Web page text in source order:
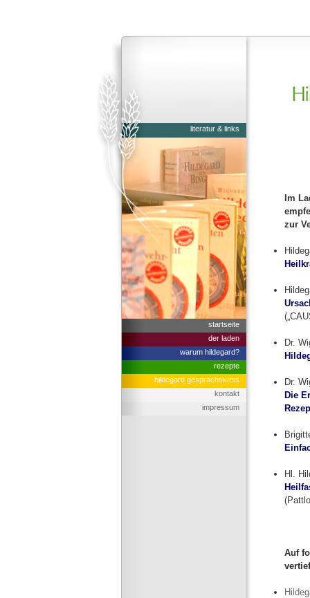
literatur & links
startseite
der laden
warum hildegard?
rezepte
hildegard gesprächskreis
kontakt
impressum
Im
zur
Dr.
Dr.
Die
Hl.
Auf